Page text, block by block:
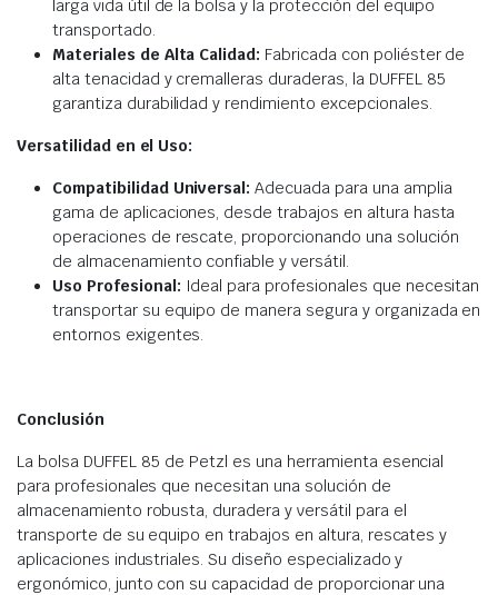
larga vida útil de la bolsa y la protección del equipo
transportado.
Materiales de Alta Calidad: Fabricada con poliéster de
alta tenacidad y cremalleras duraderas, la DUFFEL 85
garantiza durabilidad y rendimiento excepcionales.
Versatilidad en el Uso:
Compatibilidad Universal: Adecuada para una amplia
gama de aplicaciones, desde trabajos en altura hasta
operaciones de rescate, proporcionando una solución
de almacenamiento confiable y versátil.
Uso Profesional: Ideal para profesionales que necesitan
transportar su equipo de manera segura y organizada en
entornos exigentes.
Conclusión
La bolsa DUFFEL 85 de Petzl es una herramienta esencial
para profesionales que necesitan una solución de
almacenamiento robusta, duradera y versátil para el
transporte de su equipo en trabajos en altura, rescates y
aplicaciones industriales. Su diseño especializado y
ergonómico, junto con su capacidad de proporcionar una